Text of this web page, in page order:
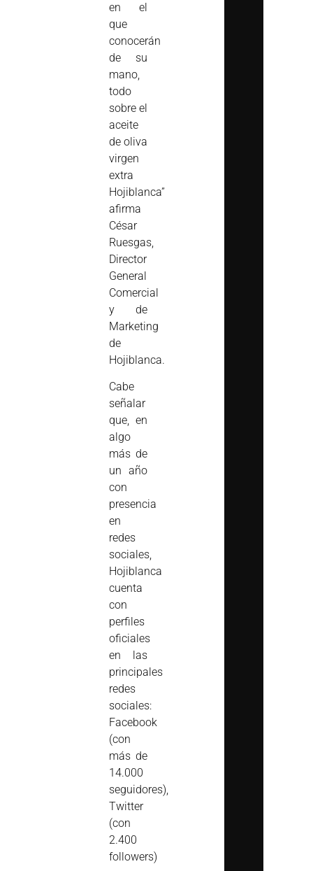
en el
que
conocerán
de su
mano,
todo
sobre el
aceite
de oliva
virgen
extra
Hojiblanca”
afirma
César
Ruesgas,
Director
General
Comercial
y de
Marketing
de
Hojiblanca.
Cabe
señalar
que, en
algo
más de
un año
con
presencia
en
redes
sociales,
Hojiblanca
cuenta
con
perfiles
oficiales
en las
principales
redes
sociales:
Facebook
(con
más de
14.000
seguidores),
Twitter
(con
2.400
followers)